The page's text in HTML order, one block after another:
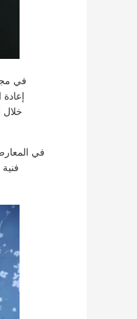
في
خلال
في